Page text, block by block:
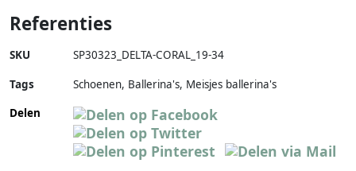
Referenties
SKU SP30323_DELTA-CORAL_19-34
Tags
Schoenen, Ballerina's, Meisjes ballerina's
Delen